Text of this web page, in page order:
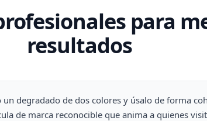
para
resultados
degradado de dos colores y úsalo de forma
de marca reconocible que anima a quienes